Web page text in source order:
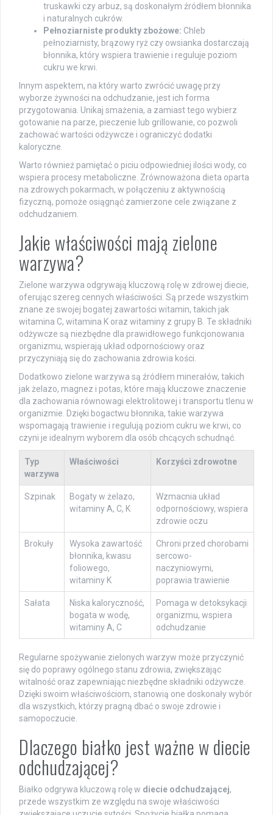
truskawki czy arbuz, są doskonałym źródłem błonnika
i naturalnych cukrów.
Pełnoziarniste produkty zbożowe: Chleb
pełnoziarnisty, brązowy ryż czy owsianka dostarczają
błonnika, który wspiera trawienie i reguluje poziom
cukru we krwi.
Innym aspektem, na który warto zwrócić uwagę przy
wyborze żywności na odchudzanie, jest ich forma
przygotowania. Unikaj smażenia, a zamiast tego wybierz
gotowanie na parze, pieczenie lub grillowanie, co pozwoli
zachować wartości odżywcze i ograniczyć dodatki
kaloryczne.
Warto również pamiętać o piciu odpowiedniej ilości wody, co
wspiera procesy metaboliczne. Zrównoważona dieta oparta
na zdrowych pokarmach, w połączeniu z aktywnością
fizyczną, pomoże osiągnąć zamierzone cele związane z
odchudzaniem.
Jakie właściwości mają zielone
warzywa?
Zielone warzywa odgrywają kluczową rolę w zdrowej diecie,
oferując szereg cennych właściwości. Są przede wszystkim
znane ze swojej bogatej zawartości witamin, takich jak
witamina C, witamina K oraz witaminy z grupy B. Te składniki
odżywcze są niezbędne dla prawidłowego funkcjonowania
organizmu, wspierają układ odpornościowy oraz
przyczyniają się do zachowania zdrowia kości.
Dodatkowo zielone warzywa są źródłem minerałów, takich
jak żelazo, magnez i potas, które mają kluczowe znaczenie
dla zachowania równowagi elektrolitowej i transportu tlenu w
organizmie. Dzięki bogactwu błonnika, takie warzywa
wspomagają trawienie i regulują poziom cukru we krwi, co
czyni je idealnym wyborem dla osób chcących schudnąć.
Typ
warzywa
Właściwości Korzyści zdrowotne
Szpinak
Bogaty w żelazo,
witaminy A, C, K
Wzmacnia układ
odpornościowy, wspiera
zdrowie oczu
Brokuły
Wysoka zawartość
błonnika, kwasu
foliowego,
witaminy K
Chroni przed chorobami
sercowo-
naczyniowymi,
poprawia trawienie
Sałata
Niska kaloryczność,
bogata w wodę,
witaminy A, C
Pomaga w detoksykacji
organizmu, wspiera
odchudzanie
Regularne spożywanie zielonych warzyw może przyczynić
się do poprawy ogólnego stanu zdrowia, zwiększając
witalność oraz zapewniając niezbędne składniki odżywcze.
Dzięki swoim właściwościom, stanowią one doskonały wybór
dla wszystkich, którzy pragną dbać o swoje zdrowie i
samopoczucie.
Dlaczego białko jest ważne w diecie
odchudzającej?
Białko odgrywa kluczową rolę w diecie odchudzającej,
przede wszystkim ze względu na swoje właściwości